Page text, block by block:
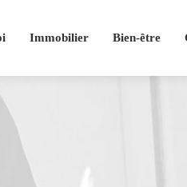
Immobilier Bien-être